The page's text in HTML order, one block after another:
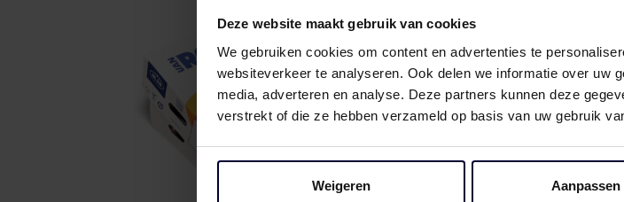
Deze website maakt gebruik van cookies
We gebruiken cookies om content en advertenties te
websiteverkeer te analyseren. Ook delen we informatie over uw
media, adverteren en analyse. Deze partners kunnen deze
verstrekt of die ze hebben verzameld op basis van uw gebruik
Weigeren Aanpassen